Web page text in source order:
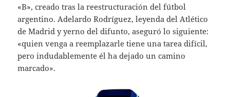
«B», creado tras la reestructuración del fútbol
argentino. Adelardo Rodríguez, leyenda del Atlético
de Madrid y yerno del difunto, aseguró lo siguiente:
«quien venga a reemplazarle tiene una tarea difícil,
pero indudablemente él ha dejado un camino
marcado».